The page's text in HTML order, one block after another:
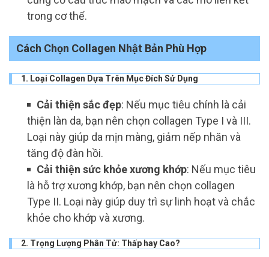
trong cơ thể.
Cách Chọn Collagen Nhật Bản Phù Hợp
1. Loại Collagen Dựa Trên Mục Đích Sử Dụng
Cải thiện sắc đẹp: Nếu mục tiêu chính là cải
thiện làn da, bạn nên chọn collagen Type I và III.
Loại này giúp da mịn màng, giảm nếp nhăn và
tăng độ đàn hồi.
Cải thiện sức khỏe xương khớp: Nếu mục tiêu
là hỗ trợ xương khớp, bạn nên chọn collagen
Type II. Loại này giúp duy trì sự linh hoạt và chắc
khỏe cho khớp và xương.
2. Trọng Lượng Phân Tử: Thấp hay Cao?